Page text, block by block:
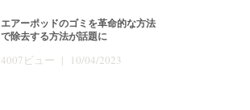
エアーポッドのゴミを革命的な方法
で除去する方法が話題に
4007ビュー | 10/04/2023